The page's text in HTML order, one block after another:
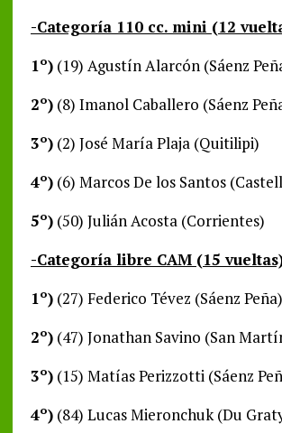
-Categoría 110 cc. mini (12
1º)(19) Agustín Alarcón (Sáenz
2º)(8) Imanol Caballero (Sáenz
3º)(2) José María Plaja (Quitilipi)
4º)(6) Marcos De los Santos
5º)(50) Julián Acosta (Corrientes)
-Categoría libre CAM (15
1º)(27) Federico Tévez (Sáenz Peña)
2º)(47) Jonathan Savino (San
3º)(15) Matías Perizzotti (Sáenz
4º)(84) Lucas Mieronchuk (Du